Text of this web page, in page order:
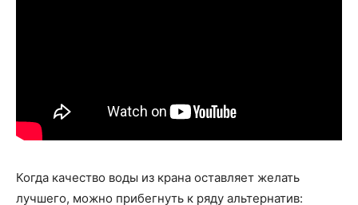
Когда качество воды из крана оставляет желать
лучшего, можно прибегнуть к ряду альтернатив: